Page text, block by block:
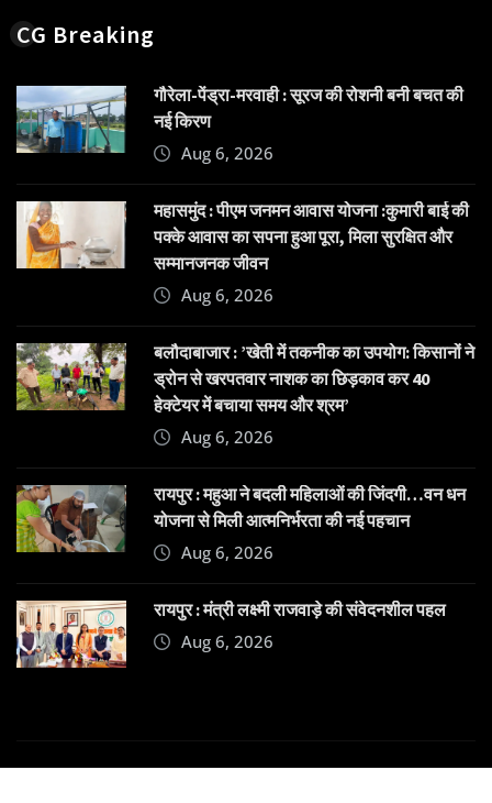
CG Breaking
गौरेला-पेंड्रा-मरवाही : सूरज की रोशनी बनी बचत की
नई किरण
Aug 6, 2026
महासमुंद : पीएम जनमन आवास योजना :कुमारी बाई की
पक्के आवास का सपना हुआ पूरा, मिला सुरक्षित और
सम्मानजनक जीवन
Aug 6, 2026
बलौदाबाजार : ’खेती में तकनीक का उपयोग: किसानों ने
ड्रोन से खरपतवार नाशक का छिड़काव कर 40
हेक्टेयर में बचाया समय और श्रम’
Aug 6, 2026
रायपुर : महुआ ने बदली महिलाओं की जिंदगी…वन धन
योजना से मिली आत्मनिर्भरता की नई पहचान
Aug 6, 2026
रायपुर : मंत्री लक्ष्मी राजवाड़े की संवेदनशील पहल
Aug 6, 2026